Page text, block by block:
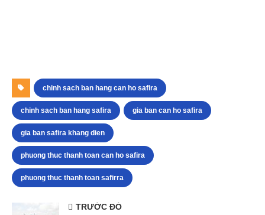
chinh sach ban hang can ho safira
chinh sach ban hang safira gia ban can ho safira
gia ban safira khang dien
phuong thuc thanh toan can ho safira
phuong thuc thanh toan safirra
TRƯỚC ĐÓ